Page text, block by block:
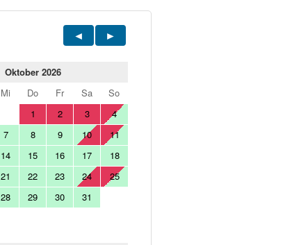
Oktober 2026
Mi Do Fr Sa
So
1
2 3
4
7 8 9 10
11
14 15 16 17
18
21 22 23 24
25
28 29 30 31